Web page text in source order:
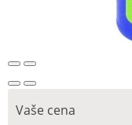
Vaše cena